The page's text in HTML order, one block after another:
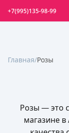
+7(995)135-98-99
Главная/Розы
Розы — это
магазине